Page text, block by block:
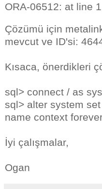
ORA-06512: at line 1
Çözümü için
mevcut ve ID'si:
Kısaca, önerdikleri
sql> connect / as
sql> alter system
name context
İyi çalışmalar,
Ogan